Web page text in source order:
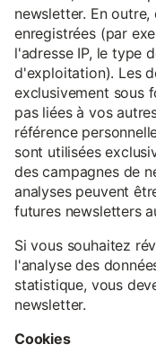
newsletter. En
enregistrées (par
l'adresse IP, le type
d'exploitation). Les
exclusivement sous
pas liées à vos
référence
sont utilisées
des campagnes de
analyses peuvent
futures newsletters
Si vous souhaitez
l'analyse des
statistique, vous
newsletter.
Cookies